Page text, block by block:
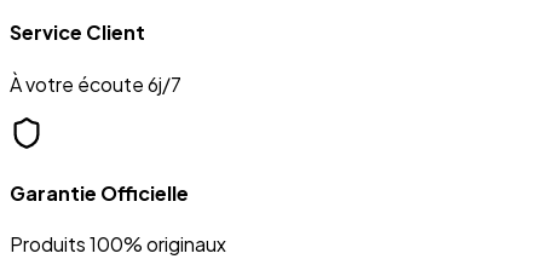
Service Client
À votre écoute 6j/7
Garantie Officielle
Produits 100% originaux